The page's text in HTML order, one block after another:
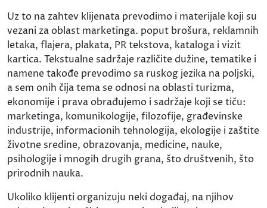
Uz to na zahtev klijenata prevodimo i materijale koji su
vezani za oblast marketinga. poput brošura, reklamnih
letaka, flajera, plakata, PR tekstova, kataloga i vizit
kartica. Tekstualne sadržaje različite dužine, tematike i
namene takođe prevodimo sa ruskog jezika na poljski,
a sem onih čija tema se odnosi na oblasti turizma,
ekonomije i prava obrađujemo i sadržaje koji se tiču:
marketinga, komunikologije, filozofije, građevinske
industrije, informacionih tehnologija, ekologije i zaštite
životne sredine, obrazovanja, medicine, nauke,
psihologije i mnogih drugih grana, što društvenih, što
prirodnih nauka.
Ukoliko klijenti organizuju neki događaj, na njihov